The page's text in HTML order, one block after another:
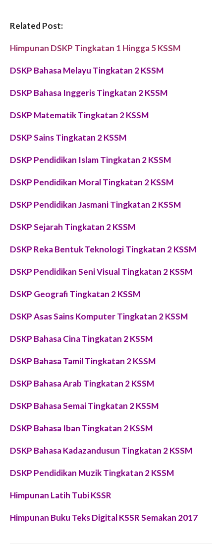
Related Post:
Himpunan DSKP Tingkatan 1 Hingga 5 KSSM
DSKP Bahasa Melayu Tingkatan 2 KSSM
DSKP Bahasa Inggeris Tingkatan 2 KSSM
DSKP Matematik Tingkatan 2 KSSM
DSKP Sains Tingkatan 2 KSSM
DSKP Pendidikan Islam Tingkatan 2 KSSM
DSKP Pendidikan Moral Tingkatan 2 KSSM
DSKP Pendidikan Jasmani Tingkatan 2 KSSM
DSKP Sejarah Tingkatan 2 KSSM
DSKP Reka Bentuk Teknologi Tingkatan 2 KSSM
DSKP Pendidikan Seni Visual Tingkatan 2 KSSM
DSKP Geografi Tingkatan 2 KSSM
DSKP Asas Sains Komputer Tingkatan 2 KSSM
DSKP Bahasa Cina Tingkatan 2 KSSM
DSKP Bahasa Tamil Tingkatan 2 KSSM
DSKP Bahasa Arab Tingkatan 2 KSSM
DSKP Bahasa Semai Tingkatan 2 KSSM
DSKP Bahasa Iban Tingkatan 2 KSSM
DSKP Bahasa Kadazandusun Tingkatan 2 KSSM
DSKP Pendidikan Muzik Tingkatan 2 KSSM
Himpunan Latih Tubi KSSR
Himpunan Buku Teks Digital KSSR Semakan 2017